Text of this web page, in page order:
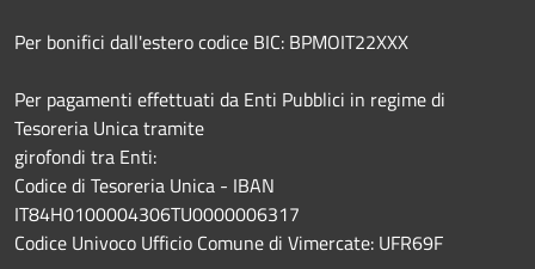
Per bonifici dall'estero codice BIC: BPMOIT22XXX
Per pagamenti effettuati da Enti Pubblici in regime di
Tesoreria Unica tramite
girofondi tra Enti:
Codice di Tesoreria Unica - IBAN
IT84H0100004306TU0000006317
Codice Univoco Ufficio Comune di Vimercate: UFR69F